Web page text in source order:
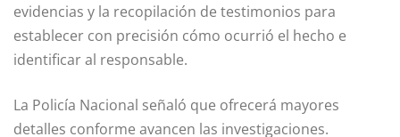
evidencias y la recopilación de testimonios para
establecer con precisión cómo ocurrió el hecho e
identificar al responsable.
La Policía Nacional señaló que ofrecerá mayores
detalles conforme avancen las investigaciones.